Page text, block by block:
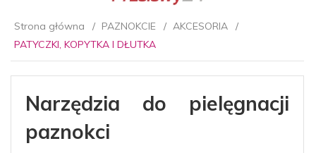
Strona główna PAZNOKCIE
AKCESORIA
PATYCZKI, KOPYTKA I DŁUTKA
Narzędzia do pielęgnacji
paznokci